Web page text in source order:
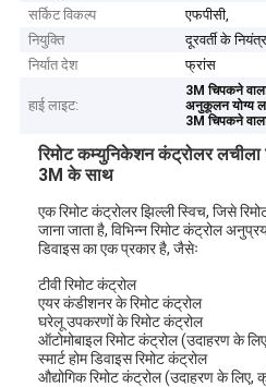
सर्किट विकल्प
एफपीसी,
नियुक्ति
दूरवर्ती के
निर्यात देश
फ्रांस
हाई लाइट:
3M चिपकने
अनुकूलन योग्य
3M चिपकने
रिमोट कम्युनिकेशन कंट्रोलर लचीला
3M के साथ
एक रिमोट कंट्रोलर झिल्ली स्विच, जिसे
जाना जाता है, विभिन्न रिमोट कंट्रोल
डिवाइस का एक प्रकार है, जैसेः
टीवी रिमोट कंट्रोल
एयर कंडीशनर के रिमोट कंट्रोल
घरेलू उपकरणों के रिमोट कंट्रोल
ऑटोमोबाइल रिमोट कंट्रोल (उदाहरण के
स्मार्ट होम डिवाइस रिमोट कंट्रोल
औद्योगिक रिमोट कंट्रोल (उदाहरण के लिए,